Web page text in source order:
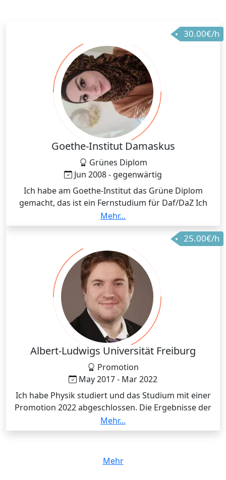
30.00€/h
Goethe-Institut Damaskus
Grünes Diplom
Jun 2008 - gegenwärtig
Ich habe am Goethe-Institut das Grüne Diplom
gemacht, das ist ein Fernstudium für Daf/DaZ Ich
habe von A1-B2 alle Prüferzertifikate des Goethe-
Instituts und teste regelmäßig
Mehr...
25.00€/h
Albert-Ludwigs Universität Freiburg
Promotion
May 2017 - Mar 2022
Ich habe Physik studiert und das Studium mit einer
Promotion 2022 abgeschlossen. Die Ergebnisse der
Promotion sind in drei Publikationen veröffentlicht.
Während des Studiums habe ich in mehreren
Mathematik für Physiker oder Experimentalphysik III
tutoriert.
Mehr...
Mehr